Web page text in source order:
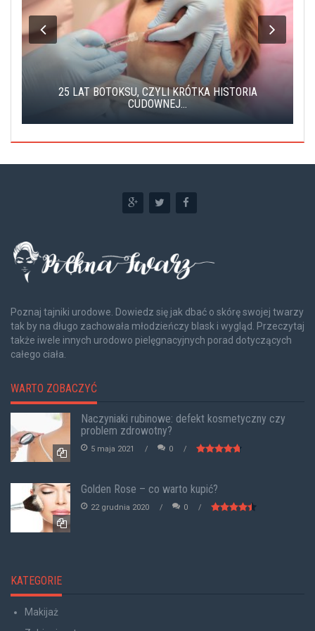
25 LAT BOTOKSU, CZYLI KRÓTKA HISTORIA
CUDOWNEJ...
Poznaj tajniki urodowe. Dowiedz się jak dbać o skórę swojej twarzy
tak by na długo zachowała młodzieńczy blask i wygląd. Przeczytaj
także iwele innych urodowo pielęgnacyjnych porad dotyczących
całego ciała.
WARTO ZOBACZYĆ
Naczyniaki rubinowe: defekt kosmetyczny czy
problem zdrowotny?
5 maja 2021 0
Golden Rose – co warto kupić?
22 grudnia 2020 0
KATEGORIE
Makijaż